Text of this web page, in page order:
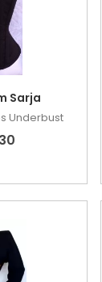
Sarja
Underbust